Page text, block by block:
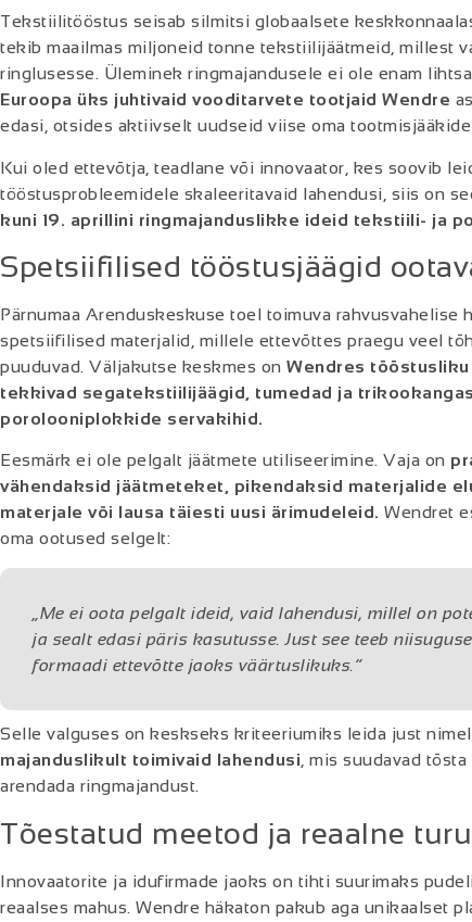
Tekstiilitööstus seisab silmitsi globaalsete
tekib maailmas miljoneid tonne tekstiilijäätmeid, millest
ringlusesse. Üleminek ringmajandusele ei ole enam
Euroopa üks juhtivaid vooditarvete tootjaid Wendre
edasi, otsides aktiivselt uudseid viise oma
Kui oled ettevõtja, teadlane või innovaator, kes soovib
tööstusprobleemidele skaleeritavaid lahendusi, siis on
kuni 19. aprillini ringmajanduslikke ideid tekstiili- ja
Spetsiifilised tööstusjäägid
Pärnumaa Arenduskeskuse toel toimuva rahvusvahelise
spetsiifilised materjalid, millele ettevõttes praegu veel
puuduvad. Väljakutse keskmes on Wendres
tekkivad segatekstiilijäägid, tumedad ja
porolooniplokkide servakihid.
Eesmärk ei ole pelgalt jäätmete utiliseerimine. Vaja on
vähendaksid jäätmeteket, pikendaksid materjalide
materjale või lausa täiesti uusi ärimudeleid. Wendret
oma ootused selgelt:
„Me ei oota pelgalt ideid, vaid lahendusi, millel on
ja sealt edasi päris kasutusse. Just see teeb
formaadi ettevõtte jaoks väärtuslikuks.“
Selle valguses on keskseks kriteeriumiks leida just
majanduslikult toimivaid lahendusi , mis suudavad
arendada ringmajandust.
Tõestatud meetod ja reaalne
Innovaatorite ja idufirmade jaoks on tihti suurimaks
reaalses mahus. Wendre häkaton pakub aga unikaalset